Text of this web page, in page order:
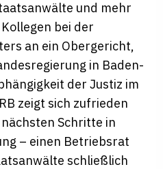
und mehr
bei der
an ein Obergericht,
in Baden-
der Justiz im
zeigt sich zufrieden
Schritte in
– einen Betriebsrat
schließlich